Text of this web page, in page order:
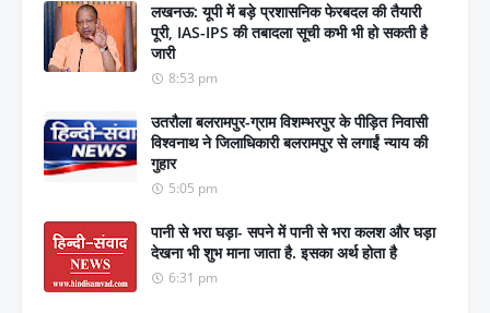
लखनऊ: यूपी में बड़े प्रशासनिक फेरबदल की तैयारी
पूरी, IAS-IPS की तबादला सूची कभी भी हो सकती है
जारी
8:53 pm
उतरौला बलरामपुर-ग्राम विशम्भरपुर के पीड़ित निवासी
विश्वनाथ ने जिलाधिकारी बलरामपुर से लगाईं न्याय की
गुहार
5:05 pm
पानी से भरा घड़ा- सपने में पानी से भरा कलश और घड़ा
देखना भी शुभ माना जाता है. इसका अर्थ होता है
6:31 pm